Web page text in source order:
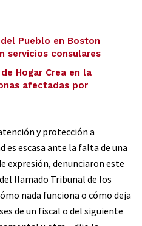
Pueblo en Boston
servicios consulares
Hogar Crea en la
afectadas por
y protección a
es escasa ante la falta de una
expresión, denunciaron este
llamado Tribunal de los
nada funciona o cómo deja
de un fiscal o del siguiente